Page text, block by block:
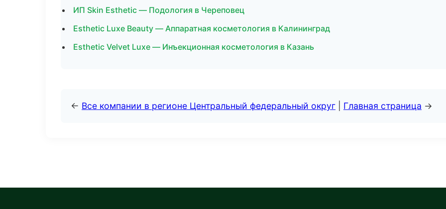
ИП Skin Esthetic — Подология в Череповец
Esthetic Luxe Beauty — Аппаратная косметология в Калининград
Esthetic Velvet Luxe — Инъекционная косметология в Казань
← Все компании в регионе Центральный федеральный округ Главная страница →